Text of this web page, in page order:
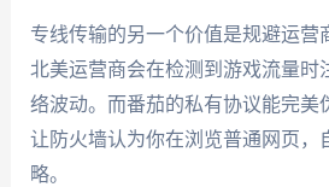
专线传输的另一个价值是规避运营
北美运营商会在检测到游戏流量时
络波动。而番茄的私有协议能完美
让防火墙认为你在浏览普通网页，
略。